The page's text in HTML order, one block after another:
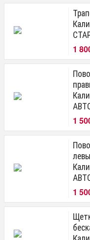
1
1
1